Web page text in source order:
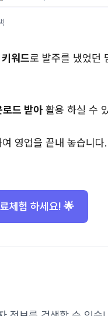
워드로 발주를 냈었던
로드 받아 활용 하실 수
영업을 끝내 놓습니다
체험 하세요! 🌟